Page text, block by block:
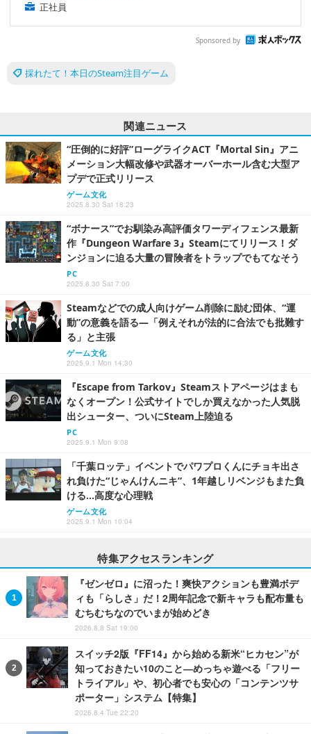
正社員
Sponsored by
採れたて！本日のSteam注目ゲーム
関連ニュース
“圧倒的に好評”ローグライクACT『Mortal Sin』アニ
メーション大幅改修や武器オーバーホール含む大型ア
プデで正式リリース
ゲーム文化
2025.8.30 Sat 18:23
“ボナース”でお馴染み高評価タワーディフェンス最新
作『Dungeon Warfare 3』Steamにてリリース！ダ
ンジョンに迫る大量の冒険者をトラップでもてなそう
PC
2025.8.30 Sat 7:00
Steamなどでの成人向けゲーム削除に励む団体、“運
動”の意義を語る―「例えそれが法的に合法でも批難す
る」と主張
ゲーム文化
2025.9.1 Mon 14:30
『Escape from Tarkov』Steamストアページはまも
なくオープン！公式サイトでしか買えなかった人気脱
出シューター、ついにSteam上陸迫る
PC
2025.9.1 Mon 9:08
「千葉ロッテ」イベントでパワプロくんにチョキ出さ
れ負けた“じゃんけんニキ”、1年越しリベンジもまた負
ける…高度な心理戦
ゲーム文化
2025.9.1 Mon 10:04
特集アクセスランキング
『ゼンゼロ』に沼った！爽快アクションも豊満ボデ
ィも「らしさ」だ！2周年記念で新キャラも配布量も
むちむちなのでいまが始めどき
2026.8.8 Sat 19:00
スイッチ2版『FF14』から始める新米“ヒカセン”が
知っておきたい10のこと―めっちゃ遊べる「フリー
トライアル」や、初心者でも安心の「コンテンツサ
ポーター」システム【特集】
2026.8.4 Tue 22:20